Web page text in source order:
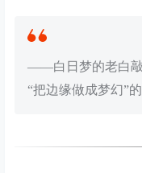
——白日梦的老白敲
“把边缘做成梦幻”